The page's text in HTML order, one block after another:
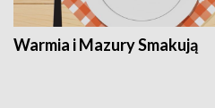
Warmia i Mazury Smakują